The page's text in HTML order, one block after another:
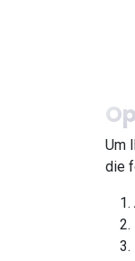
Um
die